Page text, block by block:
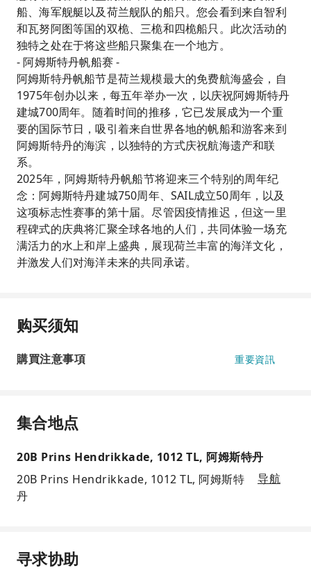
船、海军舰艇以及荷兰舰队的船只。您会看到来自智利
和瓦努阿图等国的双桅、三桅和四桅船只。此次活动的
独特之处在于将这些船只聚集在一个地方。
- 阿姆斯特丹帆船赛 -
阿姆斯特丹帆船节是荷兰规模最大的免费航海盛会，自
1975年创办以来，每五年举办一次，以庆祝阿姆斯特丹
建城700周年。随着时间的推移，它已发展成为一个重
要的国际节日，吸引着来自世界各地的帆船和游客来到
阿姆斯特丹的海滨，以独特的方式庆祝航海遗产和联
系。
2025年，阿姆斯特丹帆船节将迎来三个特别的周年纪
念：阿姆斯特丹建城750周年、SAIL成立50周年，以及
这项标志性赛事的第十届。尽管因疫情推迟，但这一里
程碑式的庆典将汇聚全球各地的人们，共同体验一场充
满活力的水上和岸上盛典，展现荷兰丰富的海洋文化，
并激发人们对海洋未来的共同承诺。
购买须知
購買注意事項 重要資訊
集合地点
20B Prins Hendrikkade, 1012 TL, 阿姆斯特丹
20B Prins Hendrikkade, 1012 TL, 阿姆斯特
丹
导航
寻求协助